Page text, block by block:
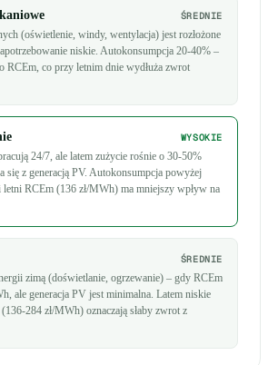
ŚREDNIE
(oświetlenie, windy, wentylacja) jest rozłożone
niskie. Autokonsumpcja 20-40% –
RCEm, co przy letnim dnie wydłuża zwrot
WYSOKIE
24/7, ale latem zużycie rośnie o 30-50%
się z generacją PV. Autokonsumpcja powyżej
RCEm (136 zł/MWh) ma mniejszy wpływ na
ŚREDNIE
zimą (doświetlanie, ogrzewanie) – gdy RCEm
ale generacja PV jest minimalna. Latem niskie
284 zł/MWh) oznaczają słaby zwrot z